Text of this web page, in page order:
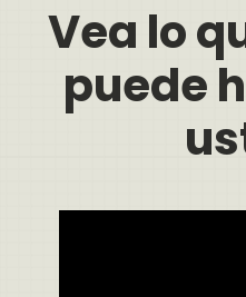
Vea lo
puede